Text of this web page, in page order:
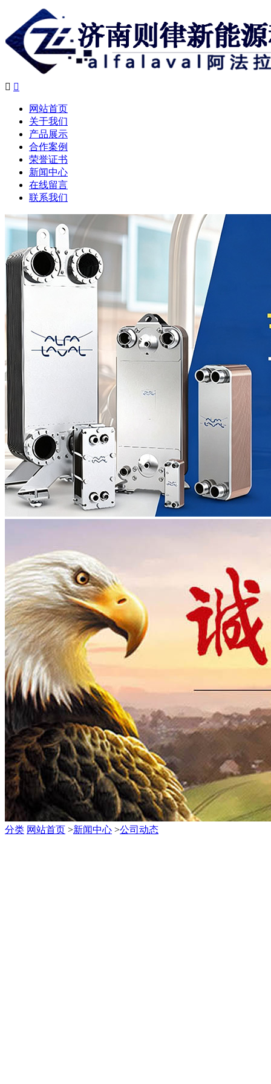
 
网站首页
关于我们
产品展示
合作案例
荣誉证书
新闻中心
在线留言
联系我们
分类 网站首页 >新闻中心 >公司动态